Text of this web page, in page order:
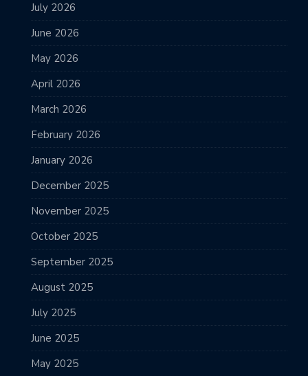
July 2026
June 2026
May 2026
April 2026
March 2026
February 2026
January 2026
December 2025
November 2025
October 2025
September 2025
August 2025
July 2025
June 2025
May 2025